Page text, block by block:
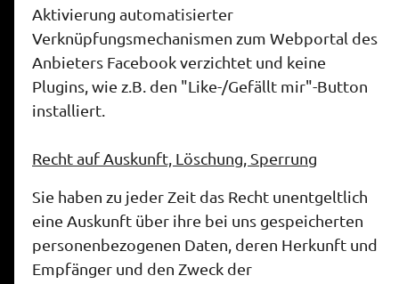
Aktivierung automatisierter
Verknüpfungsmechanismen zum Webportal des
Anbieters Facebook verzichtet und keine
Plugins, wie z.B. den "Like-/Gefällt mir"-Button
installiert.
Recht auf Auskunft, Löschung, Sperrung
Sie haben zu jeder Zeit das Recht unentgeltlich
eine Auskunft über ihre bei uns gespeicherten
personenbezogenen Daten, deren Herkunft und
Empfänger und den Zweck der